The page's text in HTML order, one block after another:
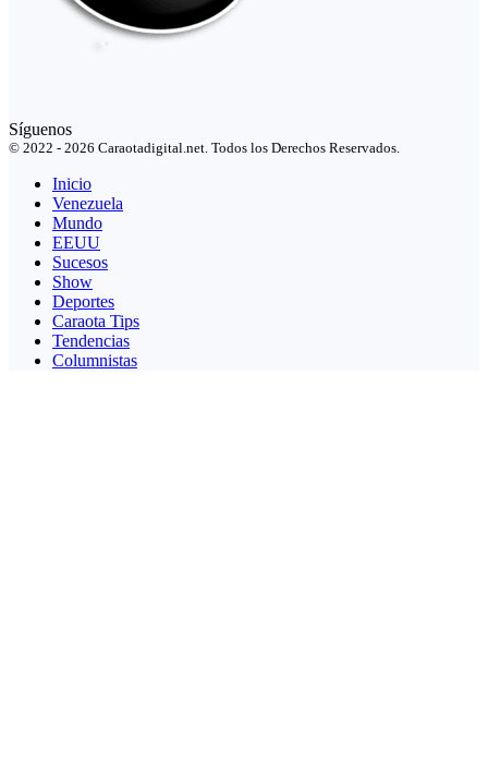
Síguenos
© 2022 - 2026 Caraotadigital.net. Todos los Derechos Reservados.
Inicio
Venezuela
Mundo
EEUU
Sucesos
Show
Deportes
Caraota Tips
Tendencias
Columnistas